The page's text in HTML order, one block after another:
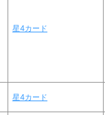
星4カード
星4カード